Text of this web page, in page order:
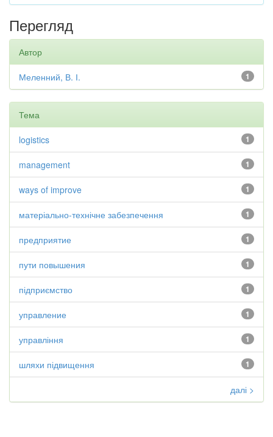
Перегляд
Автор
1
Меленний, В. І.
Тема
1
logistics
1
management
1
ways of improve
1
матеріально-технічне забезпечення
1
предприятие
1
пути повышения
1
підприємство
1
управление
1
управління
1
шляхи підвищення
далі >